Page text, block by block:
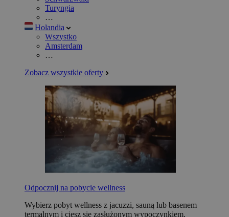
Turyngia
…
Holandia
Wszystko
Amsterdam
…
Zobacz wszystkie oferty
Odpocznij na pobycie wellness
Wybierz pobyt wellness z jacuzzi, sauną lub basenem
termalnym i ciesz się zasłużonym wypoczynkiem.